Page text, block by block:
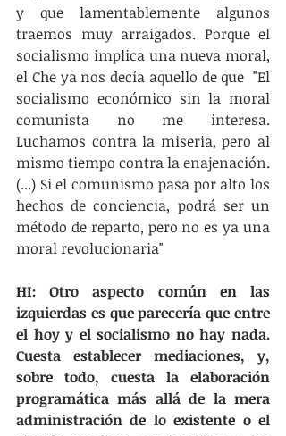
y que lamentablemente algunos
traemos muy arraigados. Porque el
socialismo implica una nueva moral,
el Che ya nos decía aquello de que  "El
socialismo económico sin la moral
comunista no me interesa.
Luchamos contra la miseria, pero al
mismo tiempo contra la enajenación.
(...) Si el comunismo pasa por alto los
hechos de conciencia, podrá ser un
método de reparto, pero no es ya una
moral revolucionaria"
HI: Otro aspecto común en las
izquierdas es que parecería que entre
el hoy y el socialismo no hay nada.
Cuesta establecer mediaciones, y,
sobre todo, cuesta la elaboración
programática más allá de la mera
administración de lo existente o el